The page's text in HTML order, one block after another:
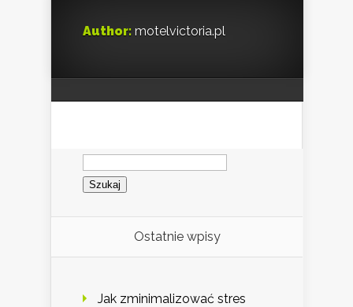
Author: motelvictoria.pl
Szukaj:
Ostatnie wpisy
Jak zminimalizować stres